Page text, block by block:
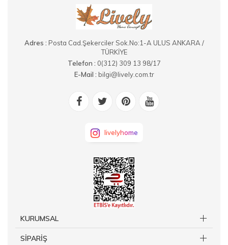
Adres : Posta Cad.Şekerciler Sok.No:1-A ULUS ANKARA /
TÜRKİYE
Telefon : 0(312) 309 13 98/17
E-Mail : bilgi@lively.com.tr
livelyhome
KURUMSAL
SİPARİŞ